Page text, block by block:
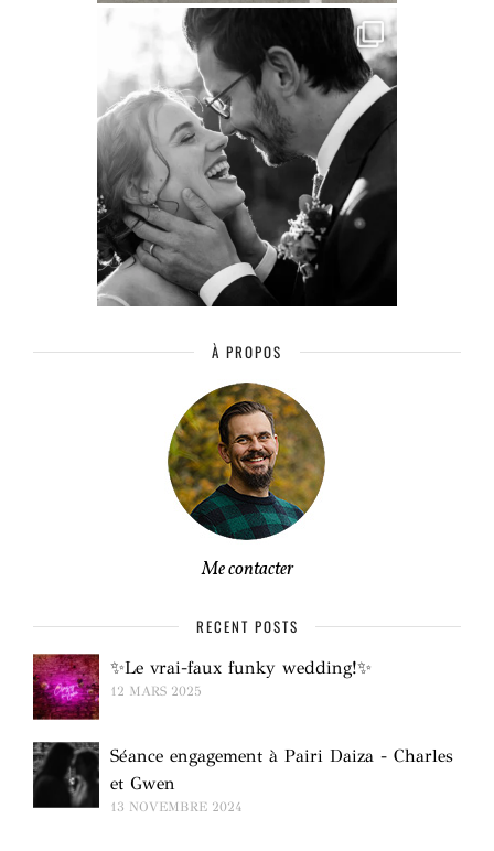
À PROPOS
Me contacter
RECENT POSTS
✨Le vrai-faux funky wedding!✨
12 MARS 2025
Séance engagement à Pairi Daiza - Charles
et Gwen
13 NOVEMBRE 2024